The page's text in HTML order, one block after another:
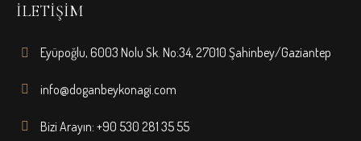
İLETIŞIM
Eyüpoğlu, 6003 Nolu Sk. No:34, 27010 Şahinbey/Gaziantep
info@doganbeykonagi.com
Bizi Arayın: +90 530 281 35 55